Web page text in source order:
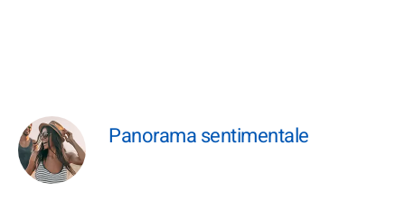
Panorama sentimentale